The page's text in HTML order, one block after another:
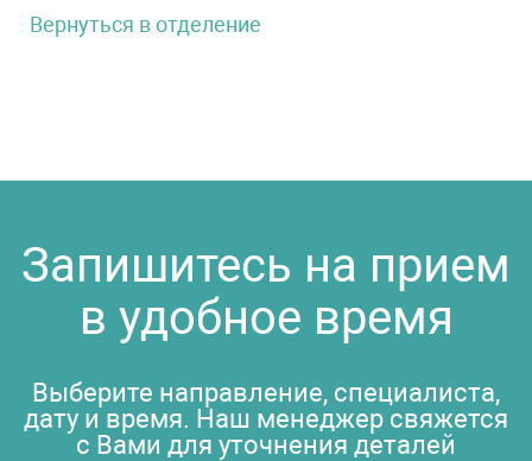
Вернуться в отделение
Запишитесь на прием
в удобное время
Выберите направление, специалиста,
дату и время. Наш менеджер свяжется
с Вами для уточнения деталей